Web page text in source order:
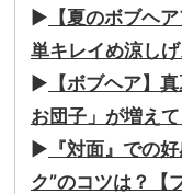
▶︎ 【夏のボブヘ
単キレイめ涼しげ
▶︎ 【ボブヘア】
お団子」が増えて
▶︎ 『対面』での
ク”のコツは？【